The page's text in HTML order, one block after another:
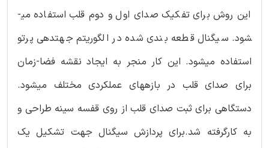
این روش برای تفکیک صدای اول و دوم قلب استفاده می­
شود. سیگنال قطعه بندی شده در الگوریتم جهت­دهی پرتو
استفاده می­شود. این کار منجر به ایجاد نقشه فضا-زمان
برای صدای قلب در بازه­های عملکردی مختلف می­شود.
دستگاهی برای ثبت صدای قلب از روی قفسه سینه طراحی و
به کارگرفته شد.برای پردازش سیگنال جهت تشکیل یک